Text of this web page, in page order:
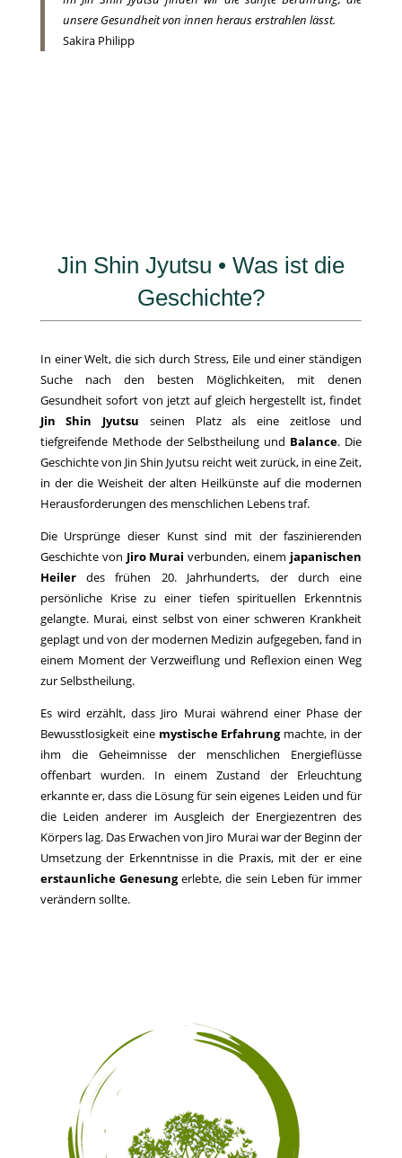
unsere Gesundheit von innen heraus erstrahlen lässt.
Sakira Philipp
Jin Shin Jyutsu • Was ist die
Geschichte?
In einer Welt, die sich durch Stress, Eile und einer ständigen
Suche nach den besten Möglichkeiten, mit denen
Gesundheit sofort von jetzt auf gleich hergestellt ist, findet
Jin Shin Jyutsu seinen Platz als eine zeitlose und
tiefgreifende Methode der Selbstheilung und Balance. Die
Geschichte von Jin Shin Jyutsu reicht weit zurück, in eine Zeit,
in der die Weisheit der alten Heilkünste auf die modernen
Herausforderungen des menschlichen Lebens traf.
Die Ursprünge dieser Kunst sind mit der faszinierenden
Geschichte von Jiro Murai verbunden, einem japanischen
Heilerdes frühen 20. Jahrhunderts, der durch eine
persönliche Krise zu einer tiefen spirituellen Erkenntnis
gelangte. Murai, einst selbst von einer schweren Krankheit
geplagt und von der modernen Medizin aufgegeben, fand in
einem Moment der Verzweiflung und Reflexion einen Weg
zur Selbstheilung.
Es wird erzählt, dass Jiro Murai während einer Phase der
Bewusstlosigkeit eine mystische Erfahrungmachte, in der
ihm die Geheimnisse der menschlichen Energieflüsse
offenbart wurden. In einem Zustand der Erleuchtung
erkannte er, dass die Lösung für sein eigenes Leiden und für
die Leiden anderer im Ausgleich der Energiezentren des
Körpers lag. Das Erwachen von Jiro Murai war der Beginn der
Umsetzung der Erkenntnisse in die Praxis, mit der er eine
erstaunliche Genesungerlebte, die sein Leben für immer
verändern sollte.